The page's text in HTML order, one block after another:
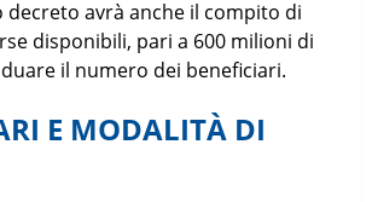
decreto avrà anche il compito di
disponibili, pari a 600 milioni di
il numero dei beneficiari.
E MODALITÀ DI